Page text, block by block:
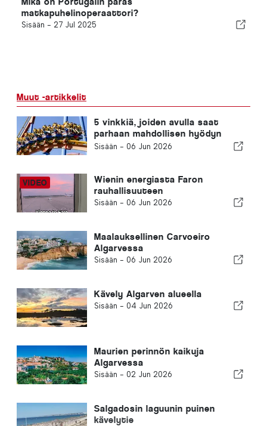
matkapuhelinoperaattori?
Sisään - 27 Jul 2025
Muut -artikkelit
5 vinkkiä, joiden avulla saat
parhaan mahdollisen hyödyn
Warner Bros. Park Madridin
Sisään - 06 Jun 2026
Wienin energiasta Faron
rauhallisuuteen
Sisään - 06 Jun 2026
Maalauksellinen Carvoeiro
Algarvessa
Sisään - 06 Jun 2026
Kävely Algarven alueella
Sisään - 04 Jun 2026
Maurien perinnön kaikuja
Algarvessa
Sisään - 02 Jun 2026
Salgadosin laguunin puinen
kävelytie